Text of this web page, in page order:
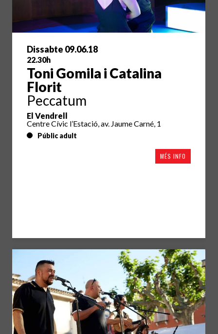
Dissabte 09.06.18
22.30h
Toni Gomila i Catalina
Florit
Peccatum
El Vendrell
Centre Cívic l’Estació, av. Jaume Carné, 1
Públic adult
MÉS INFO